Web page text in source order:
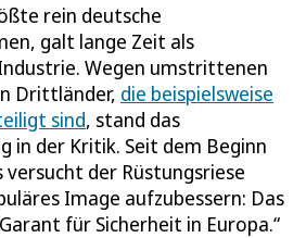
rein deutsche
galt lange Zeit als
Wegen umstrittenen
Drittländer, die beispielsweise
sind, stand das
in der Kritik. Seit dem Beginn
versucht der Rüstungsriese
Image aufzubessern: Das
für Sicherheit in Europa.“